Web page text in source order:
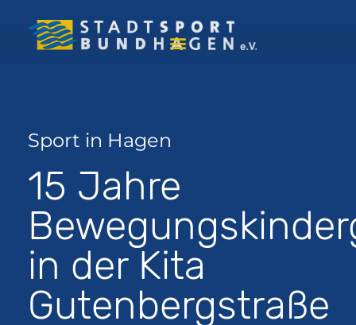
Sport in Hagen
15 Jahre
in der Kita
Gutenbergstraße